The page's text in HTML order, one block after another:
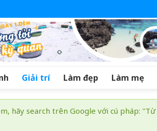
Giải trí Làm đẹp Làm mẹ
hãy search trên Google với cú pháp: